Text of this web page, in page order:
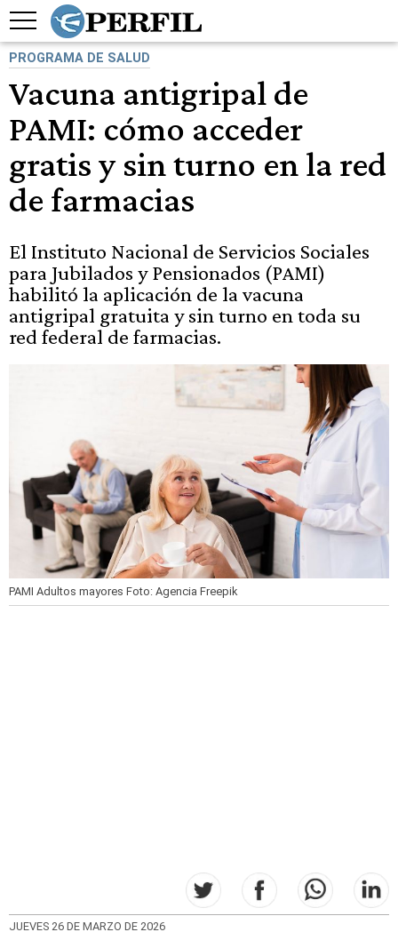
PROGRAMA DE SALUD
Vacuna antigripal de
PAMI: cómo acceder
gratis y sin turno en la red
de farmacias
El Instituto Nacional de Servicios Sociales
para Jubilados y Pensionados (PAMI)
habilitó la aplicación de la vacuna
antigripal gratuita y sin turno en toda su
red federal de farmacias.
PAMI Adultos mayores Foto: Agencia Freepik
JUEVES 26 DE MARZO DE 2026